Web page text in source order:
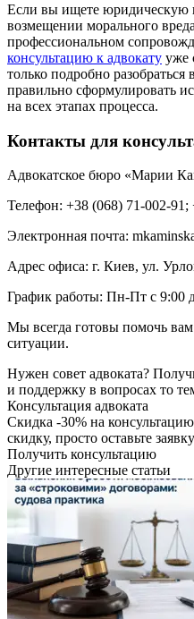
Если вы ищете юридическую
возмещении морального
профессиональном
консультацию к адвокату уже
только подробно
правильно сформулировать
на всех этапах процесса.
Контакты для
Адвокатское бюро «Марии
Телефон: +38 (068) 71-002-91;
Электронная почта:
Адрес офиса: г. Киев, ул.
График работы: Пн-Пт с 9:00
Мы всегда готовы помочь
ситуации.
Нужен совет адвоката?
и поддержку в вопросах то
Консультация адвоката
Скидка -30% на
скидку, просто оставьте заявку
Получить консультацию
Другие интересные статьи